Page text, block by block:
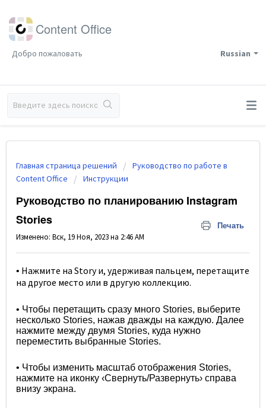
Content Office
Russian
Добро пожаловать
Главная страница решений
Руководство по работе в
Content Office
Инструкции
Руководство по планированию Instagram
Stories
Печать
Изменено: Вск, 19 Ноя, 2023 на 2:46 AM
• Нажмите на Story и, удерживая пальцем, перетащите
на другое место или в другую коллекцию.
• Чтобы перетащить сразу много Stories, выберите
несколько Stories, нажав дважды на каждую. Далее
нажмите между двумя Stories, куда нужно
переместить выбранные Stories.
• Чтобы изменить масштаб отображения Stories,
нажмите на иконку ‹Свернуть/Развернуть› справа
внизу экрана.